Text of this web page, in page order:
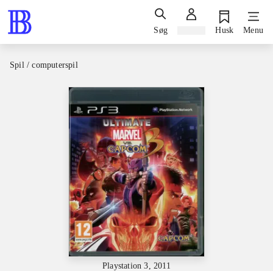
Søg Husk Menu
Spil / computerspil
Playstation 3, 2011